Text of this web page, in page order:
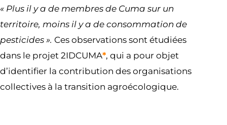
« Plus il y a de membres de Cuma sur un
territoire, moins il y a de consommation de
pesticides ». Ces observations sont étudiées
dans le projet 2IDCUMA*, qui a pour objet
d’identifier la contribution des organisations
collectives à la transition agroécologique.